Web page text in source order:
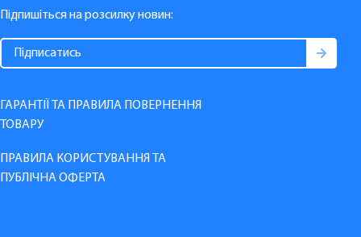
Підпишіться на розсилку новин:
ГАРАНТІЇ ТА ПРАВИЛА ПОВЕРНЕННЯ
ТОВАРУ
ПРАВИЛА КОРИСТУВАННЯ ТА
ПУБЛІЧНА ОФЕРТА